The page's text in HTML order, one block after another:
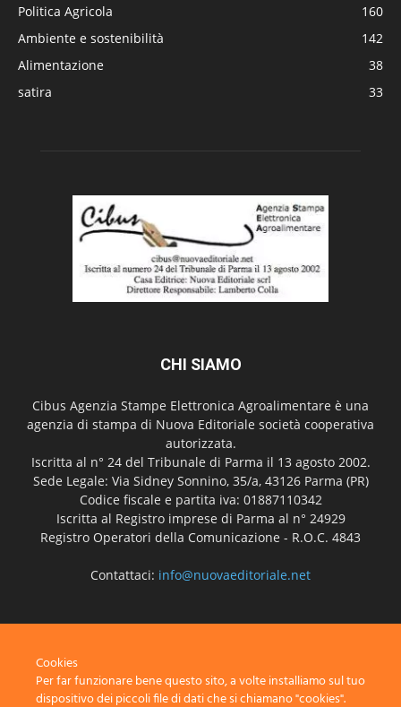
Politica Agricola
160
Ambiente e sostenibilità
142
Alimentazione
38
satira
33
CHI SIAMO
Cibus Agenzia Stampe Elettronica Agroalimentare è una
agenzia di stampa di Nuova Editoriale società cooperativa
autorizzata.
Iscritta al n° 24 del Tribunale di Parma il 13 agosto 2002.
Sede Legale: Via Sidney Sonnino, 35/a, 43126 Parma (PR)
Codice fiscale e partita iva: 01887110342
Iscritta al Registro imprese di Parma al n° 24929
Registro Operatori della Comunicazione - R.O.C. 4843
Contattaci: info@nuovaeditoriale.net
Cookies
Per far funzionare bene questo sito, a volte installiamo sul tuo
dispositivo dei piccoli file di dati che si chiamano "cookies".